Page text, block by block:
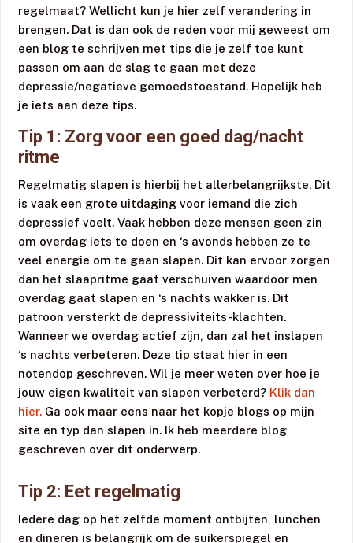
regelmaat? Wellicht kun je hier zelf verandering in
brengen. Dat is dan ook de reden voor mij geweest om
een blog te schrijven met tips die je zelf toe kunt
passen om aan de slag te gaan met deze
depressie/negatieve gemoedstoestand. Hopelijk heb
je iets aan deze tips.
Tip 1: Zorg voor een goed dag/nacht
ritme
Regelmatig slapen is hierbij het allerbelangrijkste. Dit
is vaak een grote uitdaging voor iemand die zich
depressief voelt. Vaak hebben deze mensen geen zin
om overdag iets te doen en ‘s avonds hebben ze te
veel energie om te gaan slapen. Dit kan ervoor zorgen
dan het slaapritme gaat verschuiven waardoor men
overdag gaat slapen en ‘s nachts wakker is. Dit
patroon versterkt de depressiviteits-klachten.
Wanneer we overdag actief zijn, dan zal het inslapen
‘s nachts verbeteren. Deze tip staat hier in een
notendop geschreven. Wil je meer weten over hoe je
jouw eigen kwaliteit van slapen verbeterd? Klik dan
hier. Ga ook maar eens naar het kopje blogs op mijn
site en typ dan slapen in. Ik heb meerdere blog
geschreven over dit onderwerp.
Tip 2: Eet regelmatig
Iedere dag op het zelfde moment ontbijten, lunchen
en dineren is belangrijk om de suikerspiegel en